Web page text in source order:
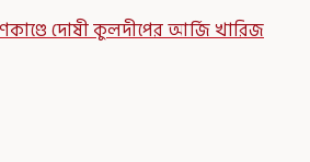
দোষী কুলদীপের আর্জি খারিজ